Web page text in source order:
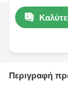
Περιγραφή